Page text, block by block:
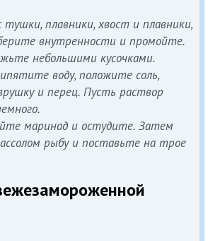
плавники, хвост и плавники,
внутренности и промойте.
небольшими кусочками.
воду, положите соль,
и перец. Пусть раствор
маринад и остудите. Затем
рыбу и поставьте на трое